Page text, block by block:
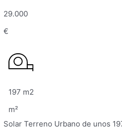
29.000
€
197 m2
m²
Solar Terreno Urbano de unos